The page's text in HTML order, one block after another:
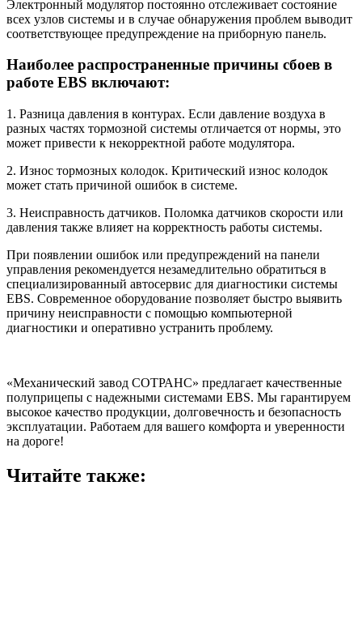
Электронный модулятор постоянно отслеживает состояние
всех узлов системы и в случае обнаружения проблем выводит
соответствующее предупреждение на приборную панель.
Наиболее распространенные причины сбоев в
работе EBS включают:
1. Разница давления в контурах. Если давление воздуха в
разных частях тормозной системы отличается от нормы, это
может привести к некорректной работе модулятора.
2. Износ тормозных колодок. Критический износ колодок
может стать причиной ошибок в системе.
3. Неисправность датчиков. Поломка датчиков скорости или
давления также влияет на корректность работы системы.
При появлении ошибок или предупреждений на панели
управления рекомендуется незамедлительно обратиться в
специализированный автосервис для диагностики системы
EBS. Современное оборудование позволяет быстро выявить
причину неисправности с помощью компьютерной
диагностики и оперативно устранить проблему.
«Механический завод СОТРАНС» предлагает качественные
полуприцепы с надежными системами EBS. Мы гарантируем
высокое качество продукции, долговечность и безопасность
эксплуатации. Работаем для вашего комфорта и уверенности
на дороге!
Читайте также: